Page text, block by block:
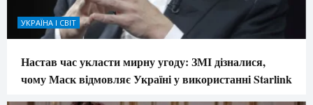
УКРАЇНА І СВІТ
Настав час укласти мирну угоду: ЗМІ дізналися,
чому Маск відмовляє Україні у використанні Starlink